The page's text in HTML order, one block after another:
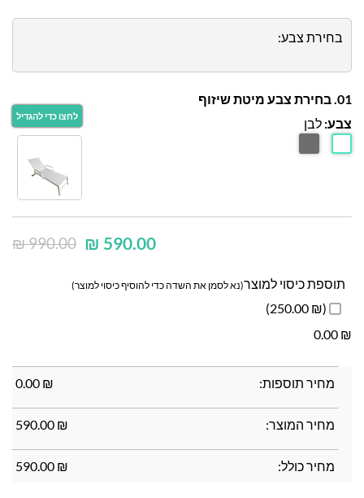
בחירת צבע:
01. בחירת צבע מיטת שיזוף
צבע: לבן
₪990.00 ₪ 590.00
תוספת כיסוי למוצר(נא לסמן את השדה כדי להוסיף כיסוי למוצר)
(₪ 250.00)
₪
0.00
מחיר תוספות: ₪
0.00
מחיר המוצר: ₪
590.00
מחיר כולל: ₪
590.00